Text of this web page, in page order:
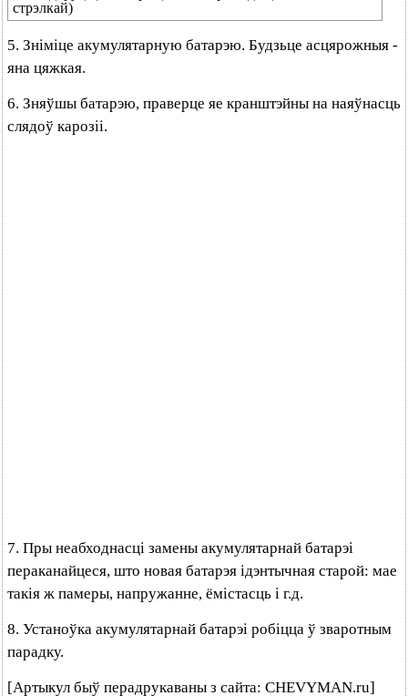
стрэлкай)
5. Зніміце акумулятарную батарэю. Будзьце асцярожныя -
яна цяжкая.
6. Зняўшы батарэю, праверце яе кранштэйны на наяўнасць
слядоў карозіі.
7. Пры неабходнасці замены акумулятарнай батарэі
пераканайцеся, што новая батарэя ідэнтычная старой: мае
такія ж памеры, напружанне, ёмістасць і г.д.
8. Устаноўка акумулятарнай батарэі робіцца ў зваротным
парадку.
[Артыкул быў перадрукаваны з сайта: CHEVYMAN.ru]